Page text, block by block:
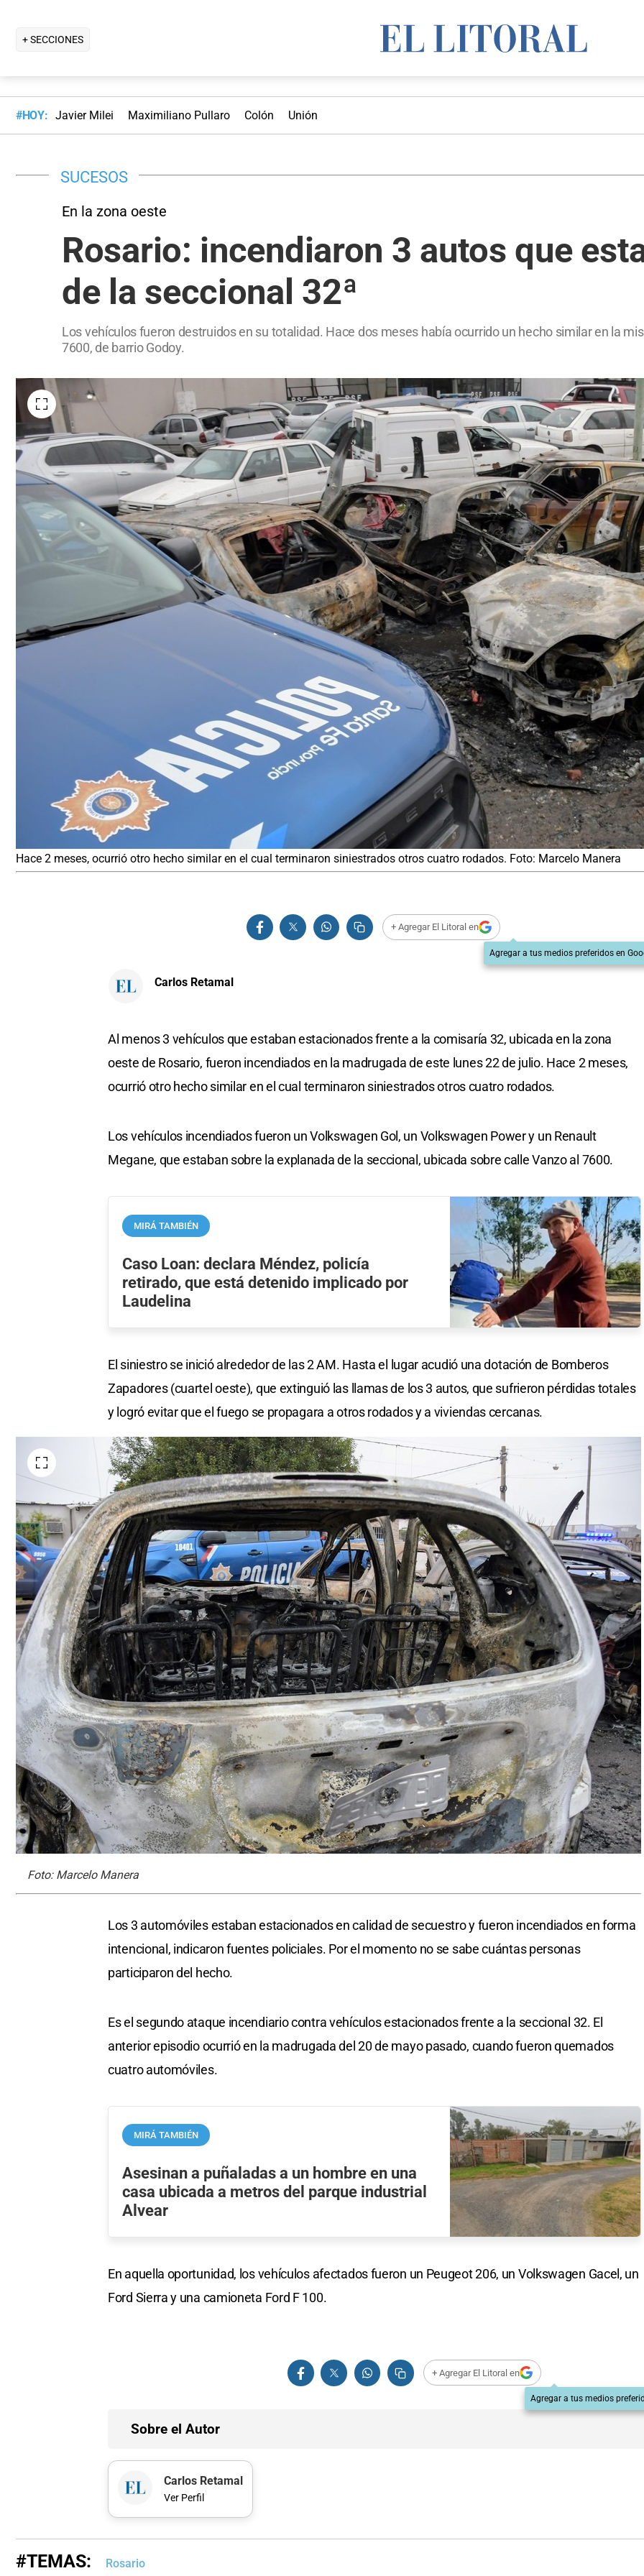
+ SECCIONES
#HOY: Javier Milei Maximiliano Pullaro Colón Unión
SUCESOS
En la zona oeste
Rosario: incendiaron 3 autos que
de la seccional 32ª
Los vehículos fueron destruidos en su totalidad. Hace dos meses había ocurrido un hecho similar en la
7600, de barrio Godoy.
Hace 2 meses, ocurrió otro hecho similar en el cual terminaron siniestrados otros cuatro rodados. Foto: Marcelo Manera
+ Agregar El Litoral en
Agregar a tus medios preferidos en
Carlos Retamal
Al menos 3 vehículos que estaban estacionados frente a la comisaría 32, ubicada en la zona
oeste de Rosario, fueron incendiados en la madrugada de este lunes 22 de julio. Hace 2 meses,
ocurrió otro hecho similar en el cual terminaron siniestrados otros cuatro rodados.
Los vehículos incendiados fueron un Volkswagen Gol, un Volkswagen Power y un Renault
Megane, que estaban sobre la explanada de la seccional, ubicada sobre calle Vanzo al 7600.
MIRÁ TAMBIÉN
Caso Loan: declara Méndez, policía
retirado, que está detenido implicado por
Laudelina
El siniestro se inició alrededor de las 2 AM. Hasta el lugar acudió una dotación de Bomberos
Zapadores (cuartel oeste), que extinguió las llamas de los 3 autos, que sufrieron pérdidas totales
y logró evitar que el fuego se propagara a otros rodados y a viviendas cercanas.
Foto: Marcelo Manera
Los 3 automóviles estaban estacionados en calidad de secuestro y fueron incendiados en forma
intencional, indicaron fuentes policiales. Por el momento no se sabe cuántas personas
participaron del hecho.
Es el segundo ataque incendiario contra vehículos estacionados frente a la seccional 32. El
anterior episodio ocurrió en la madrugada del 20 de mayo pasado, cuando fueron quemados
cuatro automóviles.
MIRÁ TAMBIÉN
Asesinan a puñaladas a un hombre en una
casa ubicada a metros del parque industrial
Alvear
En aquella oportunidad, los vehículos afectados fueron un Peugeot 206, un Volkswagen Gacel, un
Ford Sierra y una camioneta Ford F 100.
+ Agregar El Litoral en
Agregar a tus medios
Sobre el Autor
Carlos Retamal
Ver Perfil
#TEMAS: Rosario